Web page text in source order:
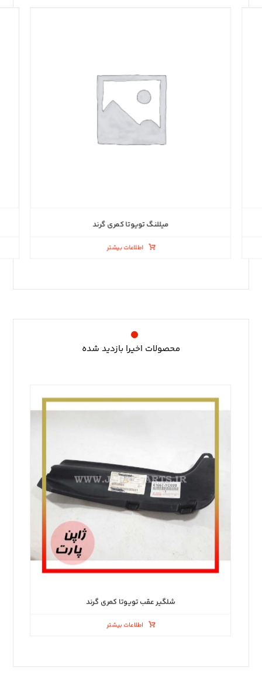
میللنگ تویوتا کمری گرند
اطلاعات بیشتر
محصولات اخیرا بازدید شده
شلگیر عقب تویوتا کمری گرند
اطلاعات بیشتر